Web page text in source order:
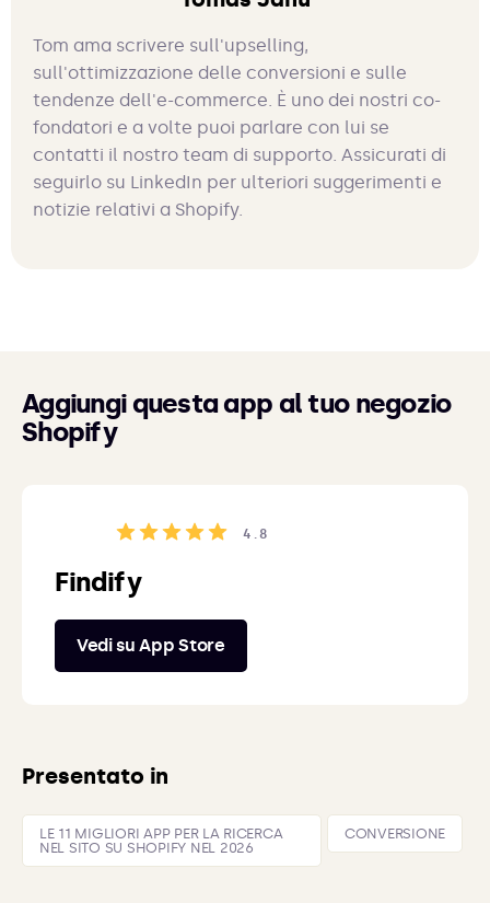
Tom ama scrivere sull'upselling,
sull'ottimizzazione delle conversioni e sulle
tendenze dell'e-commerce. È uno dei nostri co-
fondatori e a volte puoi parlare con lui se
contatti il nostro team di supporto. Assicurati di
seguirlo su LinkedIn per ulteriori suggerimenti e
notizie relativi a Shopify.
Aggiungi questa app al tuo negozio
Shopify
4.8
Findify
Vedi su App Store
Presentato in
LE 11 MIGLIORI APP PER LA RICERCA
NEL SITO SU SHOPIFY NEL 2026
CONVERSIONE